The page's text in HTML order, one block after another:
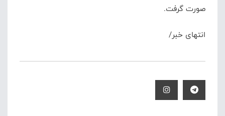
صورت گرفت.
انتهای خبر/